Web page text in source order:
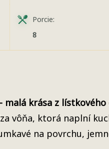
Porcie:
8
malá krása z lístkového
vôňa, ktorá naplní
na povrchu,